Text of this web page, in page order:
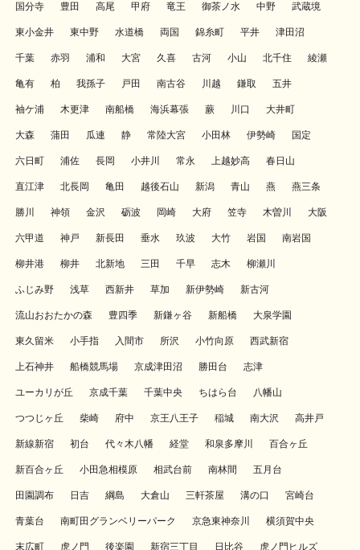
国分寺 豊田 高尾 甲府 竜王 御茶ノ水 中野 武蔵境
東小金井 東中野 水道橋 両国 錦糸町 平井 津田沼
千葉 赤羽 浦和 大宮 久喜 古河 小山 北千住 綾瀬
亀有 柏 我孫子 戸田 南古谷 川越 鎌取 五井
袖ケ浦 木更津 南船橋 海浜幕張 蕨 川口 大井町
大森 蒲田 瓜連 静 常陸大宮 小田林 伊勢崎 国定
六日町 浦佐 長岡 小井川 常永 上越妙高 春日山
直江津 北長岡 亀田 越後石山 新潟 青山 燕 燕三条
勝川 神領 金沢 砺波 岡崎 大府 笠寺 木曽川 大阪
六甲道 神戸 新長田 垂水 玖波 大竹 岩国 南岩国
柳井港 柳井 北新地 三田 千早 志木 柳瀬川
ふじみ野 浅草 西新井 草加 新伊勢崎 新古河
流山おおたかの森 豊四季 新鎌ヶ谷 新船橋 大泉学園
東久留米 小手指 入間市 所沢 小竹向原 西武新宿
上石神井 船橋競馬場 京成津田沼 勝田台 志津
ユーカリが丘 京成千葉 千葉中央 ちはら台 八幡山
つつじヶ丘 柴崎 府中 京王八王子 稲城 南大沢 高井戸
新線新宿 初台 代々木八幡 経堂 和泉多摩川 百合ヶ丘
新百合ヶ丘 小田急相模原 相武台前 南林間 五月台
田園調布 日吉 綱島 大倉山 三軒茶屋 溝の口 宮崎台
青葉台 南町田グランベリーパーク 京急東神奈川 横須賀中央
末広町 虎ノ門 後楽園 新宿三丁目 日比谷 虎ノ門ヒルズ